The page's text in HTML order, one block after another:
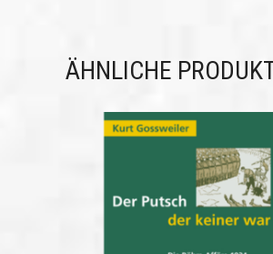
ÄHNLICHE